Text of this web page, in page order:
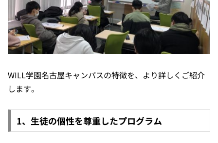
WILL学園名古屋キャンパスの特徴を、より詳しくご紹介
します。
1、生徒の個性を尊重したプログラム